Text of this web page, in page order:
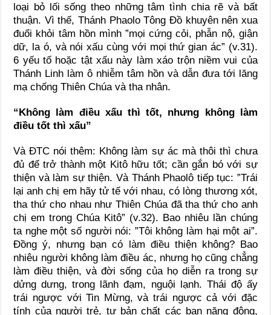
loại bỏ lối sống theo những tâm tình chia rẽ và bất
thuận. Vì thế, Thánh Phaolo Tông Đồ khuyên nên xua
đuổi khỏi tâm hồn mình ”mọi cứng cỏi, phẫn nộ, giận
dữ, la ó, và nói xấu cùng với mọi thứ gian ác” (v.31).
6 yếu tố hoặc tật xấu này làm xáo trộn niềm vui của
Thánh Linh làm ô nhiễm tâm hồn và dẫn đưa tới lăng
mạ chống Thiên Chúa và tha nhân.
“Không làm điều xấu thì tốt, nhưng không làm
điều tốt thì xấu”
Và ĐTC nói thêm: Không làm sự ác mà thôi thì chưa
đủ để trở thành một Kitô hữu tốt; cần gắn bó với sự
thiện và làm sự thiện. Và Thánh Phaolô tiếp tục: ”Trái
lại anh chị em hãy tử tế với nhau, có lòng thương xót,
tha thứ cho nhau như Thiên Chúa đã tha thứ cho anh
chị em trong Chúa Kitô” (v.32). Bao nhiêu lần chúng
ta nghe một số người nói: ”Tôi không làm hại một ai”.
Đồng ý, nhưng bạn có làm điều thiện không? Bao
nhiêu người không làm điều ác, nhưng họ cũng chẳng
làm điều thiện, và đời sống của họ diễn ra trong sự
dửng dưng, trong lãnh đạm, nguội lạnh. Thái độ ấy
trái ngược với Tin Mừng, và trái ngược cả với đặc
tính của người trẻ, tự bản chất các bạn năng động,